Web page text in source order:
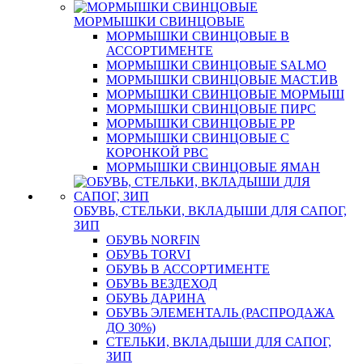
МОРМЫШКИ СВИНЦОВЫЕ
МОРМЫШКИ СВИНЦОВЫЕ В
АССОРТИМЕНТЕ
МОРМЫШКИ СВИНЦОВЫЕ SALMO
МОРМЫШКИ СВИНЦОВЫЕ МАСТ.ИВ
МОРМЫШКИ СВИНЦОВЫЕ МОРМЫШ
МОРМЫШКИ СВИНЦОВЫЕ ПИРС
МОРМЫШКИ СВИНЦОВЫЕ РР
МОРМЫШКИ СВИНЦОВЫЕ С
КОРОНКОЙ РВС
МОРМЫШКИ СВИНЦОВЫЕ ЯМАН
ОБУВЬ, СТЕЛЬКИ, ВКЛАДЫШИ ДЛЯ САПОГ,
ЗИП
ОБУВЬ NORFIN
ОБУВЬ TORVI
ОБУВЬ В АССОРТИМЕНТЕ
ОБУВЬ ВЕЗДЕХОД
ОБУВЬ ДАРИНА
ОБУВЬ ЭЛЕМЕНТАЛЬ (РАСПРОДАЖА
ДО 30%)
СТЕЛЬКИ, ВКЛАДЫШИ ДЛЯ САПОГ,
ЗИП